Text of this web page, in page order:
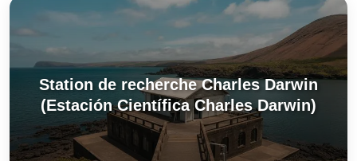
Station de recherche Charles Darwin
(Estación Científica Charles Darwin)